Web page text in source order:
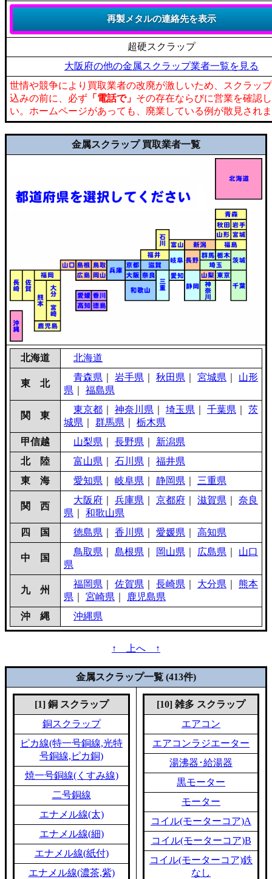
超硬スクラップ
大阪府の他の金属スクラップ業者一覧を見る
世情や競争により買取業者の改廃が激しいため、スクラッ
込みの前に、必ず 「電話で」 その存在ならびに営業を確認
い。ホームページがあっても、廃業している例が散見され
金属スクラップ 買取業者一覧
北海道 北海道
東 北
青森県 岩手県 秋田県 宮城県
山形
県
福島県
関 東
東京都 神奈川県 埼玉県 千葉県
茨
城県
群馬県
栃木県
甲信越
山梨県 長野県
新潟県
北 陸
富山県 石川県
福井県
東 海
愛知県 岐阜県 静岡県 三重県
関 西
大阪府 兵庫県 京都府 滋賀県
奈良
県
和歌山県
四 国
徳島県 香川県 愛媛県 高知県
中 国
鳥取県 島根県 岡山県 広島県
山口
県
九 州
福岡県 佐賀県 長崎県 大分県
熊本
県
宮崎県
鹿児島県
沖 縄
沖縄県
↑ 上へ ↑
金属スクラップ一覧 (413件)
[1] 銅 スクラップ
銅スクラップ
ピカ線(特一号銅線,光特
号銅線,ピカ銅)
焼一号銅線(くすみ線)
二号銅線
エナメル線(太)
エナメル線(細)
エナメル線(紙付)
エナメル線(濃茶,紫)
[10] 雑多 スクラップ
エアコン
エアコンラジエーター
湯沸器･給湯器
黒モーター
モーター
コイル(モーターコア)A
コイル(モーターコア)B
コイル(モーターコア)鉄
なし